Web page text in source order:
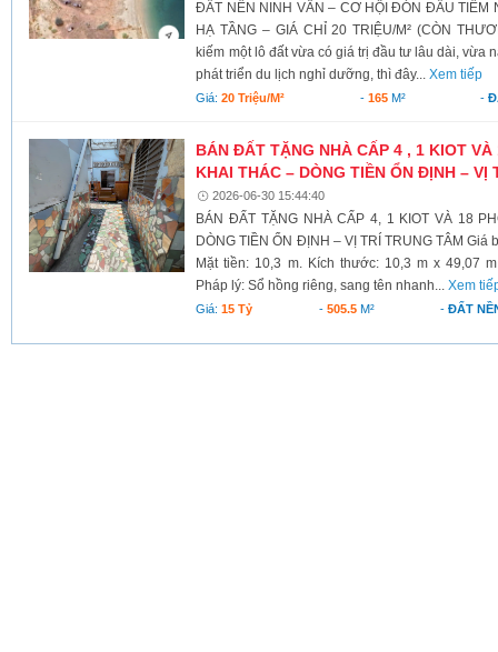
ĐẤT NỀN NINH VÂN – CƠ HỘI ĐÓN ĐẦU TIỀM
HẠ TẦNG – GIÁ CHỈ 20 TRIỆU/M² (CÒN
kiếm một lô đất vừa có giá trị đầu tư lâu dài, vừa
phát triển du lịch nghỉ dưỡng, thì đây...Xem tiếp
Giá:20 Triệu/m² - 165M² -
BÁN ĐẤT TẶNG NHÀ CẤP 4 , 1 KIOT
KHAI THÁC – DÒNG TIỀN ỔN ĐỊNH – VỊ
2026-06-30 15:44:40
BÁN ĐẤT TẶNG NHÀ CẤP 4, 1 KIOT VÀ 18
DÒNG TIỀN ỔN ĐỊNH – VỊ TRÍ TRUNG TÂM Giá
Mặt tiền: 10,3 m. Kích thước: 10,3 m x 49,07
Pháp lý: Sổ hồng riêng, sang tên nhanh...Xem
Giá:15 Tỷ - 505.5M² - ĐẤT